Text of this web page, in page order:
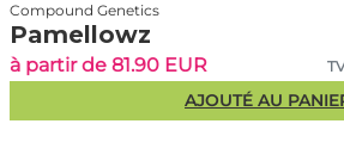
Compound Genetics
Pamellowz
à partir de 81.90 EUR
AJOUTÉ AU